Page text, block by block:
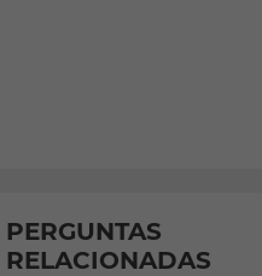
PERGUNTAS
RELACIONADAS